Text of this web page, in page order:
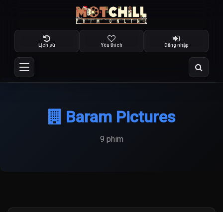
Lịch sử Yêu thích Đăng nhập
Baram Pictures
9 phim